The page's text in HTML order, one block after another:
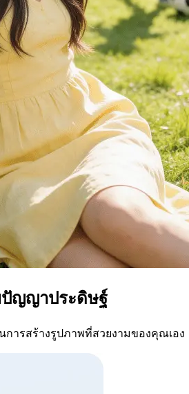
ปัญญาประดิษฐ์
การสร้างรูปภาพที่สวยงามของคุณเอง